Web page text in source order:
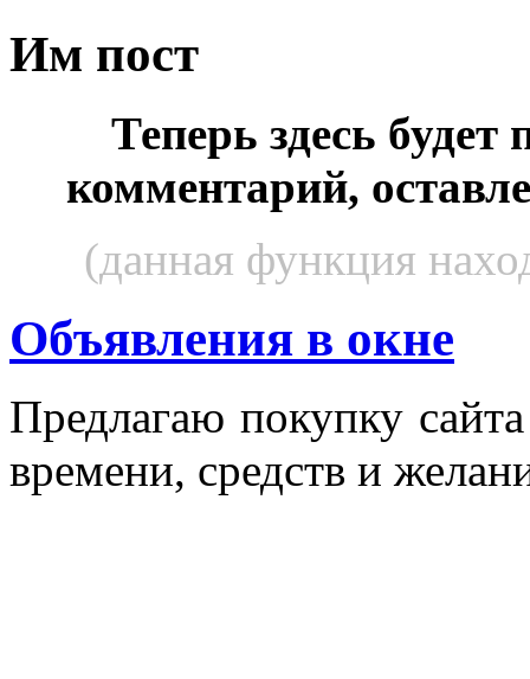
Им пост
Теперь здесь будет
комментарий,
(данная функция
Объявления в окне
Пред­ла­гаю по­куп­ку
вре­мени, средств и